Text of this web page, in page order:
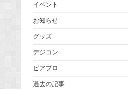
イベント
お知らせ
グッズ
デジコン
ピアプロ
過去の記事